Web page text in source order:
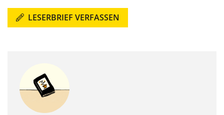
LESERBRIEF VERFASSEN